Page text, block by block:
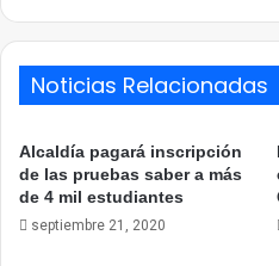
Noticias Relacionadas
Alcaldía pagará inscripción
de las pruebas saber a más
de 4 mil estudiantes
septiembre 21, 2020